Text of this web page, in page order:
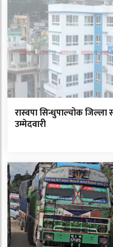
रास्वपा सिन्धुपाल्चोक
उम्मेदवारी